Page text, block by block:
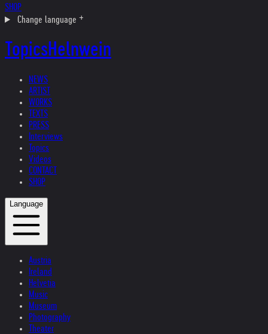
SHOP
Change language
TopicsHelnwein
NEWS
ARTIST
WORKS
TEXTS
PRESS
Interviews
Topics
Videos
CONTACT
SHOP
Language
Austria
Ireland
Helvetia
Music
Museum
Photography
Theater